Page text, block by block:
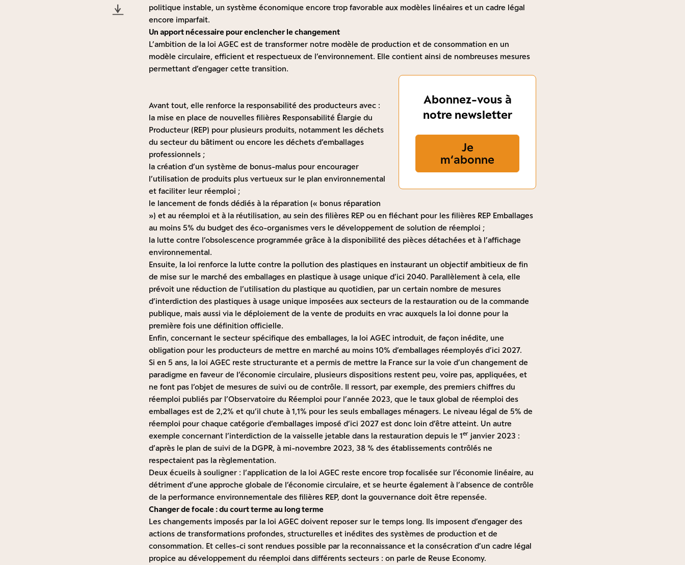
politique instable, un système économique encore trop favorable aux modèles linéaires et un cadre légal
encore imparfait.
Un apport nécessaire pour enclencher le changement
L’ambition de la loi AGEC est de transformer notre modèle de production et de consommation en un
modèle circulaire, efficient et respectueux de l’environnement. Elle contient ainsi de nombreuses mesures
permettant d’engager cette transition.
Abonnez-vous à
notre newsletter
Je
m‘abonne
Avant tout, elle renforce la responsabilité des producteurs avec :
la mise en place de nouvelles filières Responsabilité Élargie du
Producteur (REP) pour plusieurs produits, notamment les déchets
du secteur du bâtiment ou encore les déchets d’emballages
professionnels ;
la création d’un système de bonus-malus pour encourager
l’utilisation de produits plus vertueux sur le plan environnemental
et faciliter leur réemploi ;
le lancement de fonds dédiés à la réparation (« bonus réparation
») et au réemploi et à la réutilisation, au sein des filières REP ou en fléchant pour les filières REP Emballages
au moins 5% du budget des éco-organismes vers le développement de solution de réemploi ;
la lutte contre l’obsolescence programmée grâce à la disponibilité des pièces détachées et à l’affichage
environnemental.
Ensuite, la loi renforce la lutte contre la pollution des plastiques en instaurant un objectif ambitieux de fin
de mise sur le marché des emballages en plastique à usage unique d’ici 2040. Parallèlement à cela, elle
prévoit une réduction de l’utilisation du plastique au quotidien, par un certain nombre de mesures
d’interdiction des plastiques à usage unique imposées aux secteurs de la restauration ou de la commande
publique, mais aussi via le déploiement de la vente de produits en vrac auxquels la loi donne pour la
première fois une définition officielle.
Enfin, concernant le secteur spécifique des emballages, la loi AGEC introduit, de façon inédite, une
obligation pour les producteurs de mettre en marché au moins 10% d’emballages réemployés d’ici 2027.
Si en 5 ans, la loi AGEC reste structurante et a permis de mettre la France sur la voie d’un changement de
paradigme en faveur de l’économie circulaire, plusieurs dispositions restent peu, voire pas, appliquées, et
ne font pas l’objet de mesures de suivi ou de contrôle. Il ressort, par exemple, des premiers chiffres du
réemploi publiés par l’Observatoire du Réemploi pour l’année 2023, que le taux global de réemploi des
emballages est de 2,2% et qu’il chute à 1,1% pour les seuls emballages ménagers. Le niveau légal de 5% de
réemploi pour chaque catégorie d’emballages imposé d’ici 2027 est donc loin d’être atteint. Un autre
exemple concernant l’interdiction de la vaisselle jetable dans la restauration depuis le 1er janvier 2023 :
d’après le plan de suivi de la DGPR, à mi-novembre 2023, 38 % des établissements contrôlés ne
respectaient pas la règlementation.
Deux écueils à souligner : l’application de la loi AGEC reste encore trop focalisée sur l’économie linéaire, au
détriment d’une approche globale de l’économie circulaire, et se heurte également à l’absence de contrôle
de la performance environnementale des filières REP, dont la gouvernance doit être repensée.
Changer de focale : du court terme au long terme
Les changements imposés par la loi AGEC doivent reposer sur le temps long. Ils imposent d’engager des
actions de transformations profondes, structurelles et inédites des systèmes de production et de
consommation. Et celles-ci sont rendues possible par la reconnaissance et la consécration d’un cadre légal
propice au développement du réemploi dans différents secteurs : on parle de Reuse Economy.